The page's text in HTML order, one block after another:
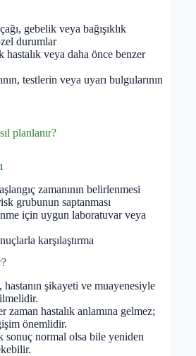
gebelik veya bağışıklık
durumlar
veya daha önce benzer
testlerin veya uyarı bulgularının
planlanır?
zamanının belirlenmesi
grubunun saptanması
için uygun laboratuvar veya
karşılaştırma
şikayeti ve muayenesiyle
zaman hastalık anlamına gelmez;
önemlidir.
sonuç normal olsa bile yeniden